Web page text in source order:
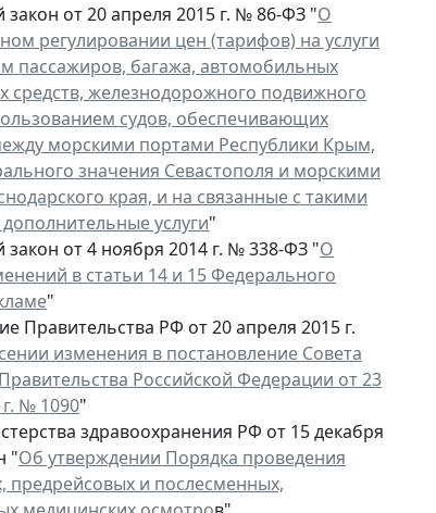
от 20 апреля 2015 г. № 86-ФЗ "О
регулировании цен (тарифов) на услуги
пассажиров, багажа, автомобильных
средств, железнодорожного подвижного
судов, обеспечивающих
морскими портами Республики Крым,
значения Севастополя и морскими
края, и на связанные с такими
услуги"
от 4 ноября 2014 г. № 338-ФЗ "О
в статьи 14 и 15 Федерального
"
Правительства РФ от 20 апреля 2015 г.
изменения в постановление Совета
Российской Федерации от 23
№ 1090"
здравоохранения РФ от 15 декабря
"Об утверждении Порядка проведения
предрейсовых и послесменных,